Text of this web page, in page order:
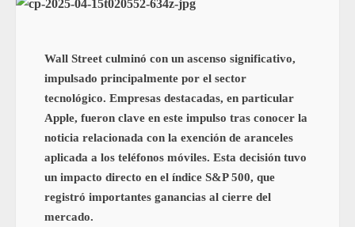
Wall Street culminó con un ascenso significativo,
impulsado principalmente por el sector
tecnológico. Empresas destacadas, en particular
Apple, fueron clave en este impulso tras conocer la
noticia relacionada con la exención de aranceles
aplicada a los teléfonos móviles. Esta decisión tuvo
un impacto directo en el índice S&P 500, que
registró importantes ganancias al cierre del
mercado.